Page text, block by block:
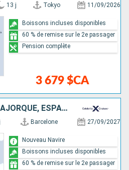
13 j Tokyo 11/09/2026
3 679 $CA
Boissons incluses disponibles
60 % de remise sur le 2e passager
Pension complète
PORTUGAL, MAROC, MAJORQUE, ESPAGNE
Barcelone 27/09/2027
Nouveau Navire
Boissons incluses disponibles
60 % de remise sur le 2e passager